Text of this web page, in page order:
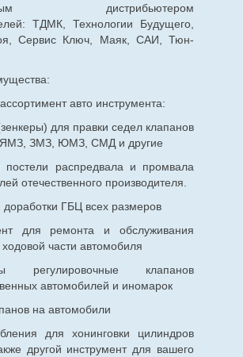
дистрибьютером
ТДМК, Технологии Будущего,
Сервис Ключ, Маяк, САИ, Тюн-
авто инструмента:
для правки седел клапанов
ЯМЗ, ЗМЗ, ЮМЗ, СМД и другие
постели распредвала и промвала
отечественного производителя.
ГБЦ всех размеров
для ремонта и обслуживания
ходовой части автомобиля
клапанов
автомобилей и иномарок
на автомобили
для хонинговки цилиндров
другой инструмент для вашего